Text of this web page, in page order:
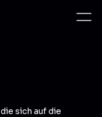
sich auf die